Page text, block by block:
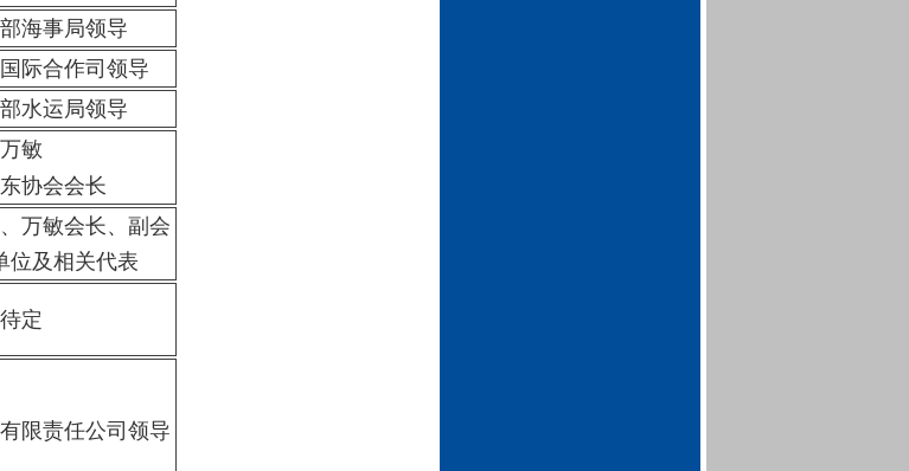
海事局领导
际合作司领导
水运局领导
万敏
协会会长
万敏会长、副会
位及相关代表
待定
限责任公司领导